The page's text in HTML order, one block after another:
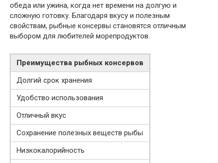
обеда или ужина, когда нет времени на долгую и
сложную готовку. Благодаря вкусу и полезным
свойствам, рыбные консервы становятся отличным
выбором для любителей морепродуктов.
Преимущества рыбных консервов
Долгий срок хранения
Удобство использования
Отличный вкус
Сохранение полезных веществ рыбы
Низкокалорийность